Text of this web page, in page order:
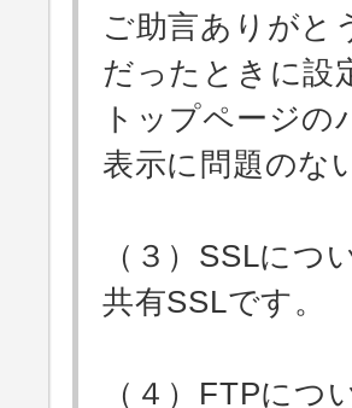
ご助言ありがと
だったときに設
トップページ
表示に問題のな
（３）SSLにつ
共有SSLです。
（４）FTPにつ